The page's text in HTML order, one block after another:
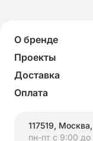
О бренде
Проекты
Доставка
Оплата
117519,
пн-пт с 9:00 до